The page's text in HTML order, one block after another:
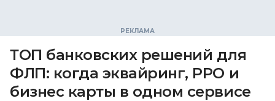
ТОП банковских решений для
ФЛП: когда эквайринг, РРО и
бизнес карты в одном сервисе